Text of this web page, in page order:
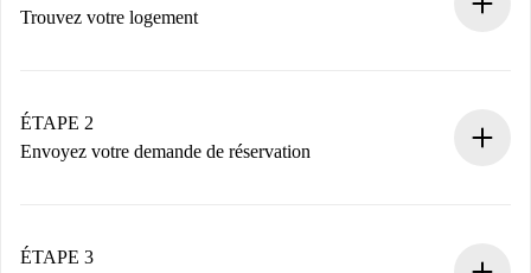
Trouvez votre logement
Vous disposez à l’avance de toutes les informations
nécessaires.
ÉTAPE 2
Envoyez votre demande de réservation
Nous ne vous facturerons rien tant que le propriétaire
ÉTAPE 3